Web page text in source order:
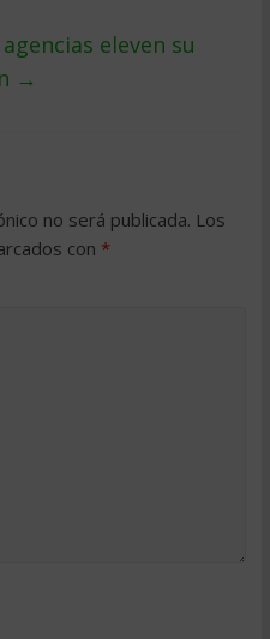
eleven su
→
no será publicada. Los
con *